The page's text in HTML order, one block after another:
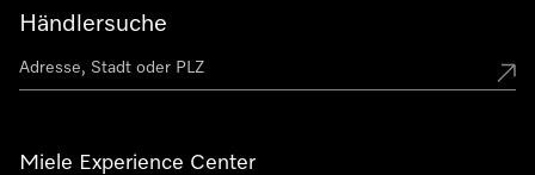
Händlersuche
Miele Experience Center